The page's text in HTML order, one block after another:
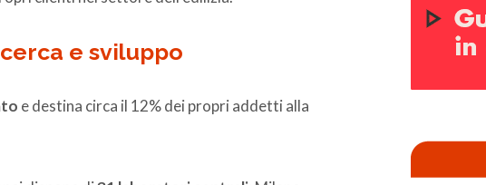
e sviluppo
e destina circa il 12% dei propri addetti alla